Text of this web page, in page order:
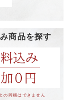
商品を探す
の同梱はできません